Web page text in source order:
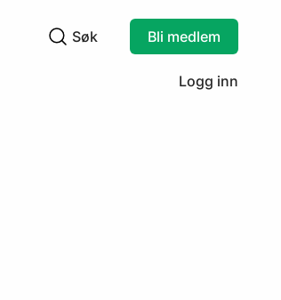
Søkefelt
Søk Bli medlem
Logg inn